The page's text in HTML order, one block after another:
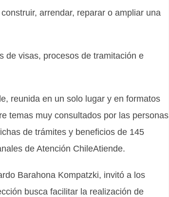
arrendar, reparar o ampliar una
de visas, procesos de tramitación e
reunida en un solo lugar y en formatos
temas muy consultados por las personas
de trámites y beneficios de 145
de Atención ChileAtiende.
Barahona Kompatzki, invitó a los
busca facilitar la realización de